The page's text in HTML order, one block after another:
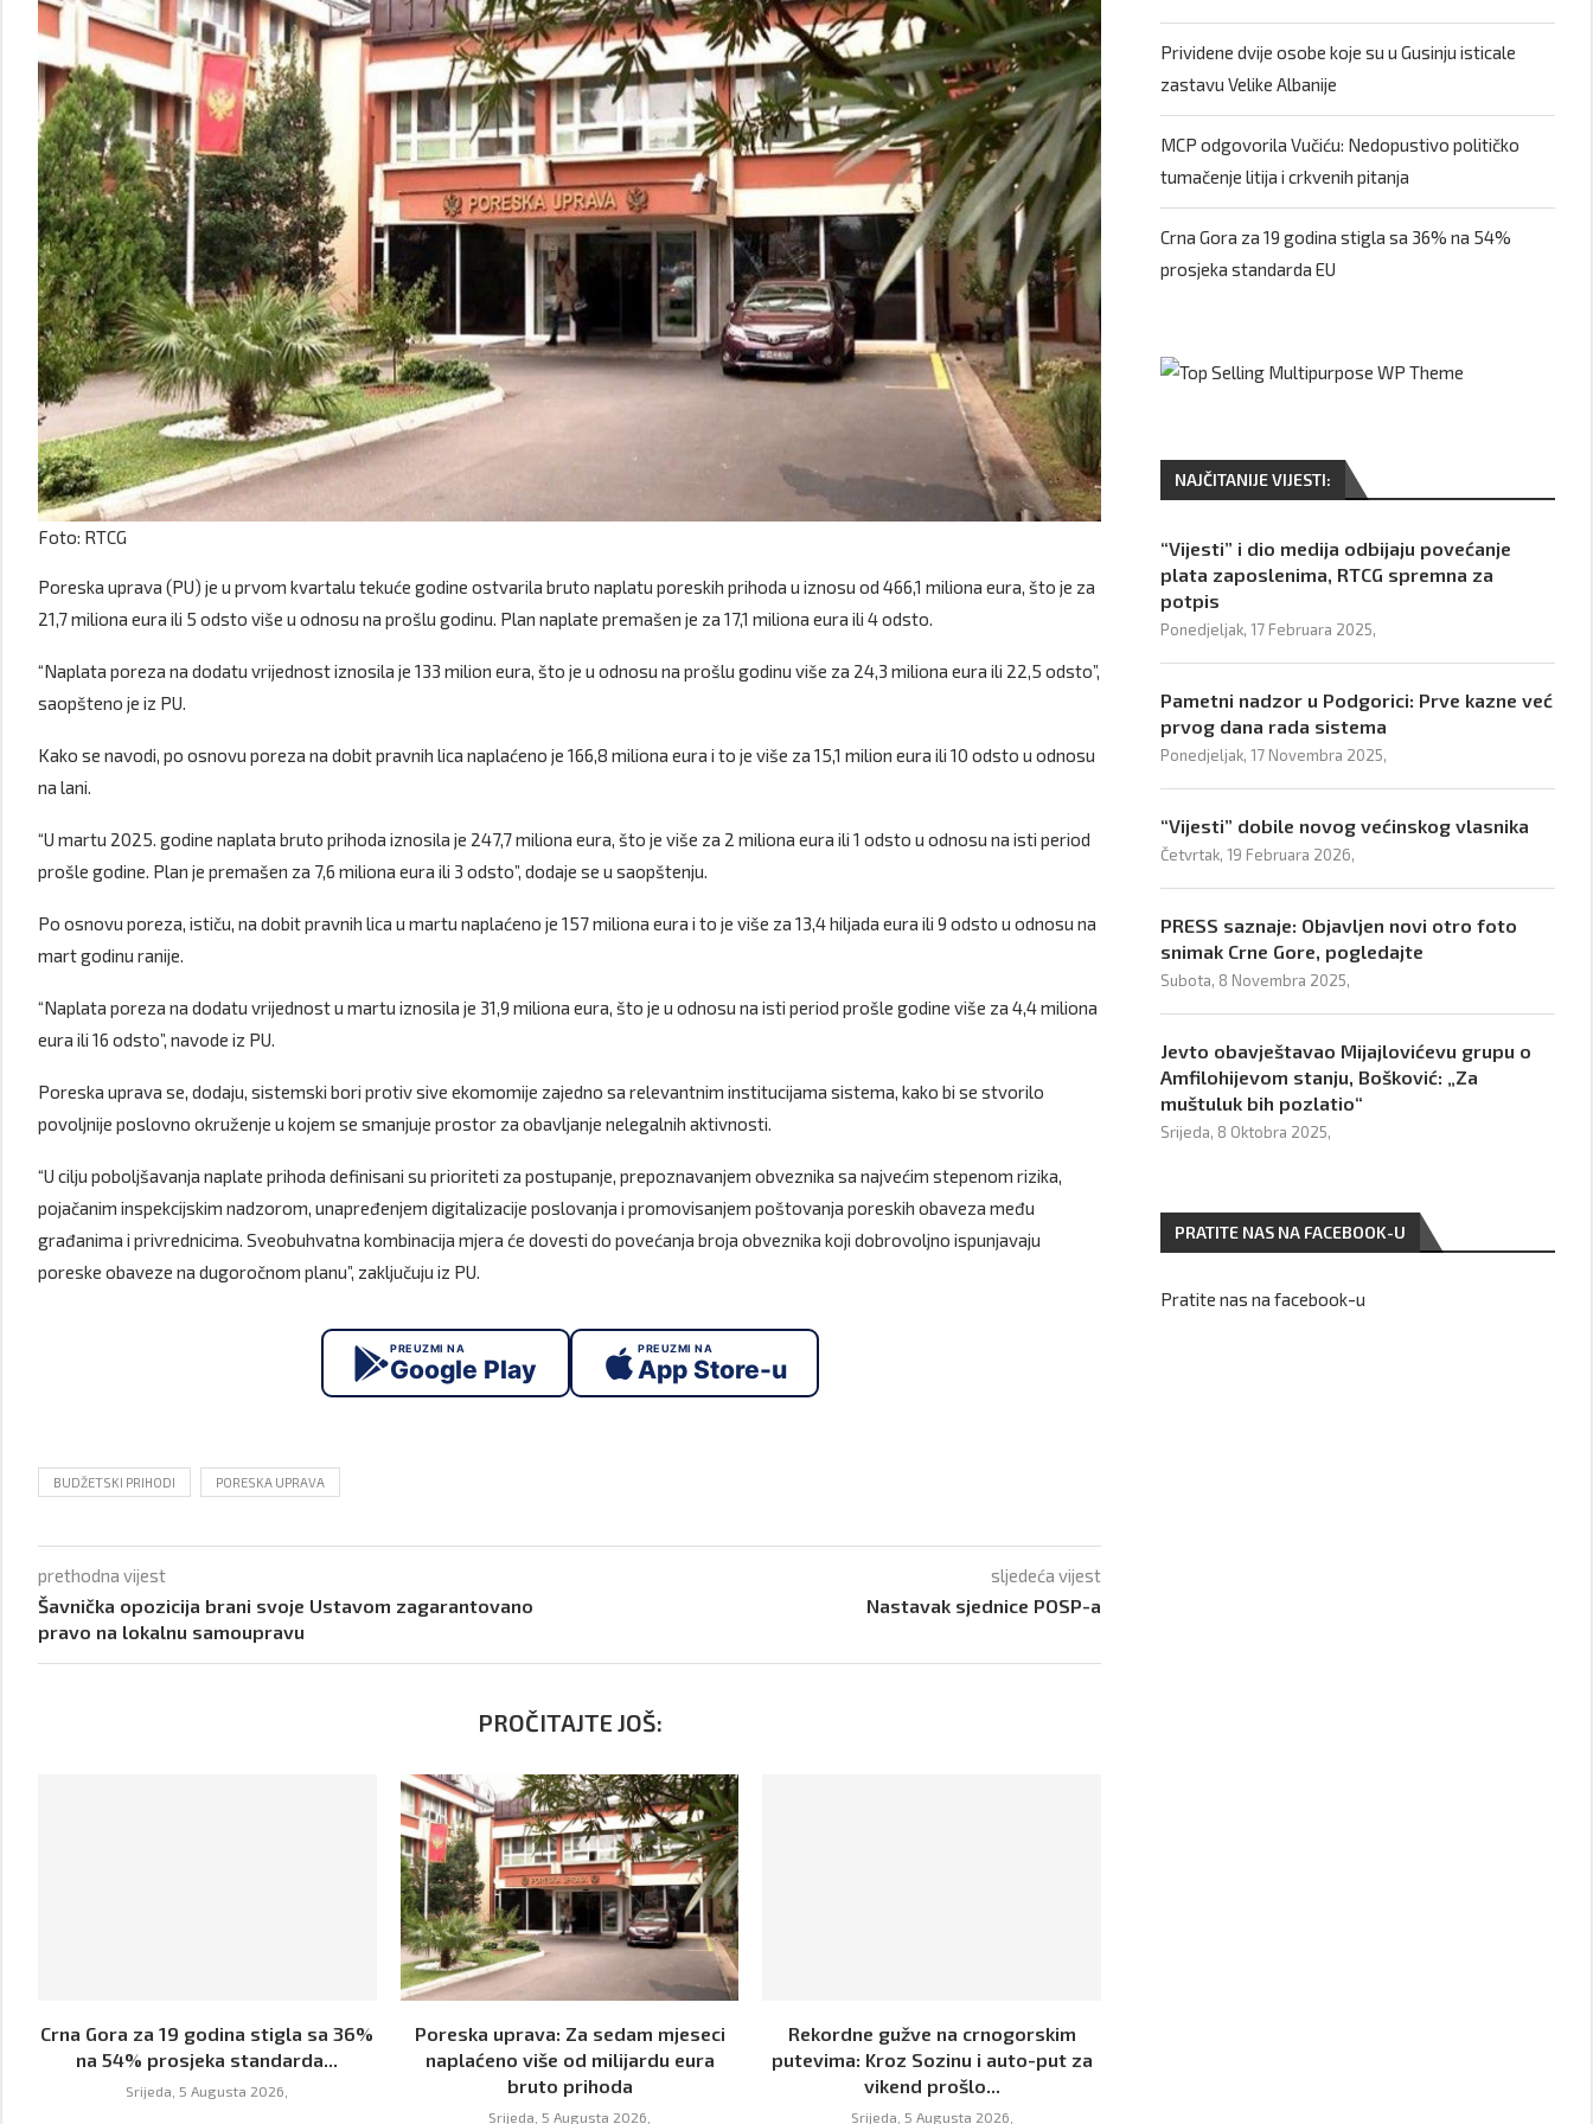
Foto: RTCG
Poreska uprava (PU) je u prvom kvartalu tekuće godine ostvarila bruto naplatu poreskih prihoda u iznosu od 466,1 miliona eura, što je za
21,7 miliona eura ili 5 odsto više u odnosu na prošlu godinu. Plan naplate premašen je za 17,1 miliona eura ili 4 odsto.
“Naplata poreza na dodatu vrijednost iznosila je 133 milion eura, što je u odnosu na prošlu godinu više za 24,3 miliona eura ili 22,5 odsto”,
saopšteno je iz PU.
Kako se navodi, po osnovu poreza na dobit pravnih lica naplaćeno je 166,8 miliona eura i to je više za 15,1 milion eura ili 10 odsto u odnosu
na lani.
“U martu 2025. godine naplata bruto prihoda iznosila je 247,7 miliona eura, što je više za 2 miliona eura ili 1 odsto u odnosu na isti period
prošle godine. Plan je premašen za 7,6 miliona eura ili 3 odsto”, dodaje se u saopštenju.
Po osnovu poreza, ističu, na dobit pravnih lica u martu naplaćeno je 157 miliona eura i to je više za 13,4 hiljada eura ili 9 odsto u odnosu na
mart godinu ranije.
“Naplata poreza na dodatu vrijednost u martu iznosila je 31,9 miliona eura, što je u odnosu na isti period prošle godine više za 4,4 miliona
eura ili 16 odsto”, navode iz PU.
Poreska uprava se, dodaju, sistemski bori protiv sive ekomomije zajedno sa relevantnim institucijama sistema, kako bi se stvorilo
povoljnije poslovno okruženje u kojem se smanjuje prostor za obavljanje nelegalnih aktivnosti.
“U cilju poboljšavanja naplate prihoda definisani su prioriteti za postupanje, prepoznavanjem obveznika sa najvećim stepenom rizika,
pojačanim inspekcijskim nadzorom, unapređenjem digitalizacije poslovanja i promovisanjem poštovanja poreskih obaveza među
građanima i privrednicima. Sveobuhvatna kombinacija mjera će dovesti do povećanja broja obveznika koji dobrovoljno ispunjavaju
poreske obaveze na dugoročnom planu”, zaključuju iz PU.
PREUZMI NA
Google Play
PREUZMI NA
App Store-u
BUDŽETSKI PRIHODI PORESKA UPRAVA
prethodna vijest
Šavnička opozicija brani svoje Ustavom zagarantovano
pravo na lokalnu samoupravu
sljedeća vijest
Nastavak sjednice POSP-a
PROČITAJTE JOŠ:
Crna Gora za 19 godina stigla sa 36%
na 54% prosjeka standarda...
Srijeda, 5 Augusta 2026,
Poreska uprava: Za sedam mjeseci
naplaćeno više od milijardu eura
bruto prihoda
Srijeda, 5 Augusta 2026,
Rekordne gužve na crnogorskim
putevima: Kroz Sozinu i auto-put za
vikend prošlo...
Srijeda, 5 Augusta 2026,
Prividene dvije osobe koje su u Gusinju isticale
zastavu Velike Albanije
MCP odgovorila Vučiću: Nedopustivo političko
tumačenje litija i crkvenih pitanja
Crna Gora za 19 godina stigla sa 36% na 54%
prosjeka standarda EU
NAJČITANIJE VIJESTI:
“Vijesti” i dio medija odbijaju povećanje
plata zaposlenima, RTCG spremna za
potpis
Ponedjeljak, 17 Februara 2025,
Pametni nadzor u Podgorici: Prve kazne već
prvog dana rada sistema
Ponedjeljak, 17 Novembra 2025,
“Vijesti” dobile novog većinskog vlasnika
Četvrtak, 19 Februara 2026,
PRESS saznaje: Objavljen novi otro foto
snimak Crne Gore, pogledajte
Subota, 8 Novembra 2025,
Jevto obavještavao Mijajlovićevu grupu o
Amfilohijevom stanju, Bošković: „Za
muštuluk bih pozlatio“
Srijeda, 8 Oktobra 2025,
PRATITE NAS NA FACEBOOK-U
Pratite nas na facebook-u